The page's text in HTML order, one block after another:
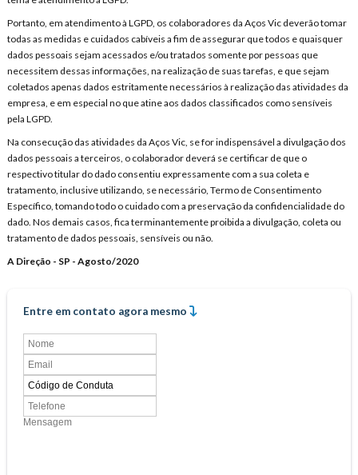
Portanto, em atendimento à LGPD, os colaboradores da Aços Vic deverão tomar
todas as medidas e cuidados cabíveis a fim de assegurar que todos e quaisquer
dados pessoais sejam acessados e/ou tratados somente por pessoas que
necessitem dessas informações, na realização de suas tarefas, e que sejam
coletados apenas dados estritamente necessários à realização das atividades da
empresa, e em especial no que atine aos dados classificados como sensíveis
pela LGPD.
Na consecução das atividades da Aços Vic, se for indispensável a divulgação dos
dados pessoais a terceiros, o colaborador deverá se certificar de que o
respectivo titular do dado consentiu expressamente com a sua coleta e
tratamento, inclusive utilizando, se necessário, Termo de Consentimento
Específico, tomando todo o cuidado com a preservação da confidencialidade do
dado. Nos demais casos, fica terminantemente proibida a divulgação, coleta ou
tratamento de dados pessoais, sensíveis ou não.
A Direção - SP - Agosto/2020
Entre em contato agora mesmo